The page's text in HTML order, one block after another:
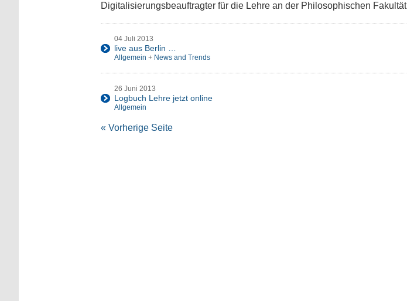
Digitalisierungsbeauftragter für die Lehre an der Philosophischen Fakultät
04 Juli 2013
live aus Berlin …
Allgemein + News and Trends
26 Juni 2013
Logbuch Lehre jetzt online
Allgemein
« Vorherige Seite